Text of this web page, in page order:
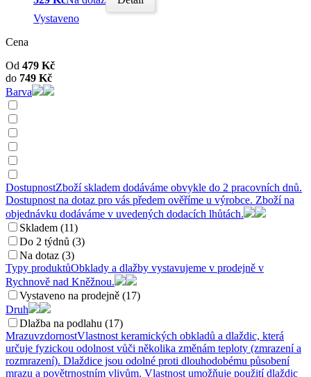
Vystaveno
Cena
Od 479 Kč
do 749 Kč
Barva
DostupnostZboží skladem dodáváme obvykle do 2 pracovních dnů.
Dostupnost na dotaz pro vás předem ověříme u výrobce. Zboží na
objednávku dodáváme v uvedených dodacích lhůtách.
Skladem (11)
Do 2 týdnů (3)
Na dotaz (3)
Typy produktůObklady a dlažby vystavujeme v prodejně v
Rychnově nad Kněžnou.
Vystaveno na prodejně (17)
Druh
Dlažba na podlahu (17)
MrazuvzdornostVlastnost keramických obkladů a dlaždic, která
určuje fyzickou odolnost vůči několika změnám teploty (zmrazení a
rozmrazení). Dlaždice jsou odolné proti dlouhodobému působení
mrazu a povětrnostním vlivům. Vlastnost umožňuje použití dlaždic